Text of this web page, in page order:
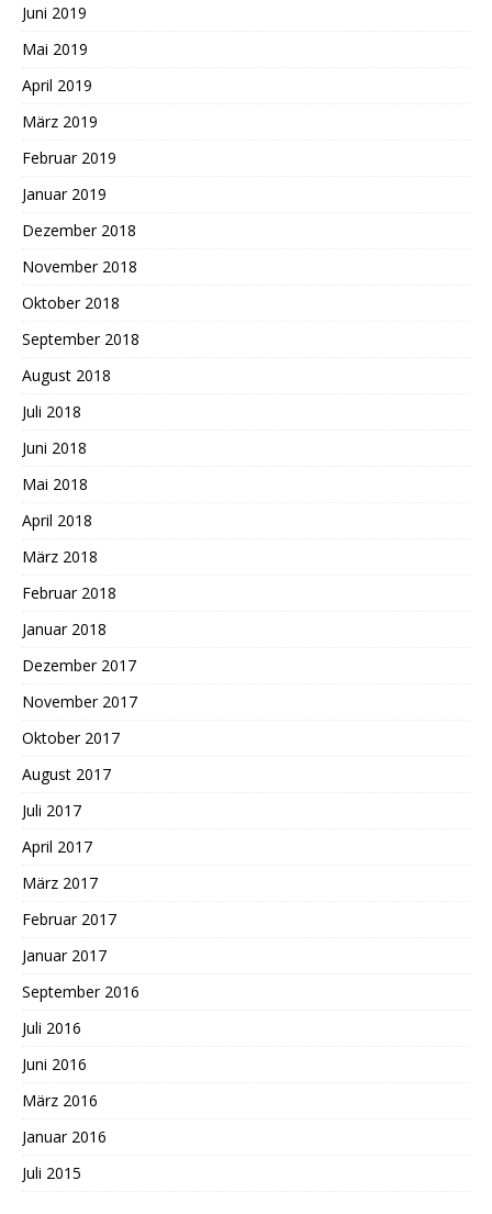
Juni 2019
Mai 2019
April 2019
März 2019
Februar 2019
Januar 2019
Dezember 2018
November 2018
Oktober 2018
September 2018
August 2018
Juli 2018
Juni 2018
Mai 2018
April 2018
März 2018
Februar 2018
Januar 2018
Dezember 2017
November 2017
Oktober 2017
August 2017
Juli 2017
April 2017
März 2017
Februar 2017
Januar 2017
September 2016
Juli 2016
Juni 2016
März 2016
Januar 2016
Juli 2015